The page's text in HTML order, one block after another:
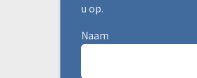
u op.
Naam